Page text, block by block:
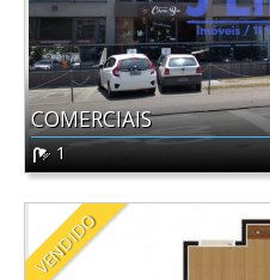
COMERCIAIS
1
VENDIDO